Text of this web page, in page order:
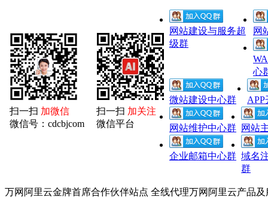
扫一扫 加微信
微信号：cdcbjcom
扫一扫 加关注
微信平台
网站建设与服务超
级群
网
心
微站建设中心群
网站维护中心群 网站
企业邮箱中心群 域名
群
万网阿里云金牌首席合作伙伴站点 全线代理万网阿里云产品及